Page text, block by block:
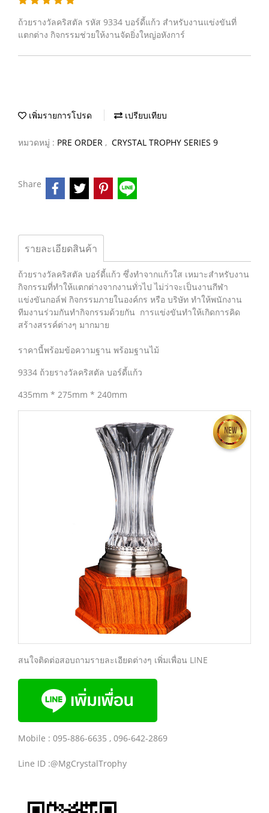
ถ้วยรางวัลคริสตัล รหัส 9334 บอร์ดี้แก้ว สำหรับงานแข่งขันที่
แตกต่าง กิจกรรมช่วยให้งานจัดยิ่งใหญ่อหังการ์
เพิ่มรายการโปรด เปรียบเทียบ
หมวดหมู่ : PRE ORDER , CRYSTAL TROPHY SERIES 9
Share
รายละเอียดสินค้า
ถ้วยรางวัลคริสตัล บอร์ดี้แก้ว ซึ่งทำจากแก้วใส เหมาะสำหรับงาน
กิจกรรมที่ทำให้แตกต่างจากงานทั่วไป ไม่ว่าจะเป็นงานกีฬา
แข่งขันกอล์ฟ กิจกรรมภายในองค์กร หรือ บริษัท ทำให้พนักงาน
ทีมงานร่วมกันทำกิจกรรมด้วยกัน การแข่งขันทำให้เกิดการคิด
สร้างสรรค์ต่างๆ มากมาย
ราคานี้พร้อมข้อความฐาน พร้อมฐานไม้
9334 ถ้วยรางวัลคริสตัล บอร์ดี้แก้ว
435mm * 275mm * 240mm
สนใจติดต่อสอบถามรายละเอียดต่างๆ เพิ่มเพื่อน LINE
Mobile : 095-886-6635 , 096-642-2869
Line ID :@MgCrystalTrophy